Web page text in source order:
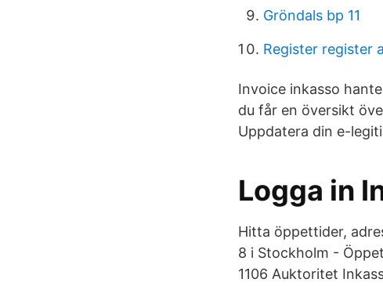
Gröndals bp 11
Register register
Invoice inkasso
du får en översikt
Uppdatera din e-
Logga in
Hitta öppettider,
8 i Stockholm -
1106 Auktoritet